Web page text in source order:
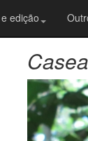
edição